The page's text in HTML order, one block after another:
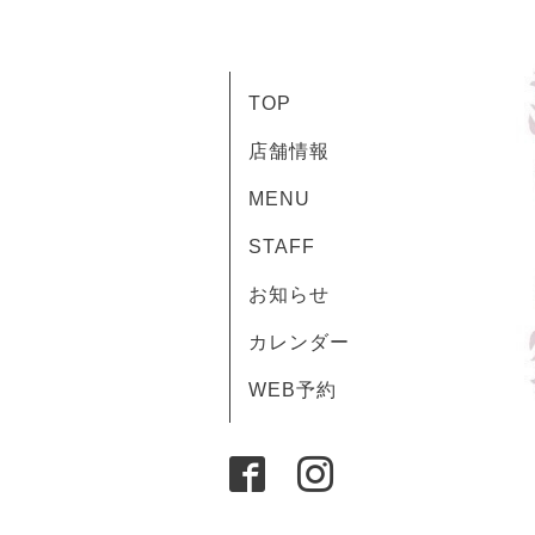
TOP
店舗情報
MENU
STAFF
お知らせ
カレンダー
WEB予約